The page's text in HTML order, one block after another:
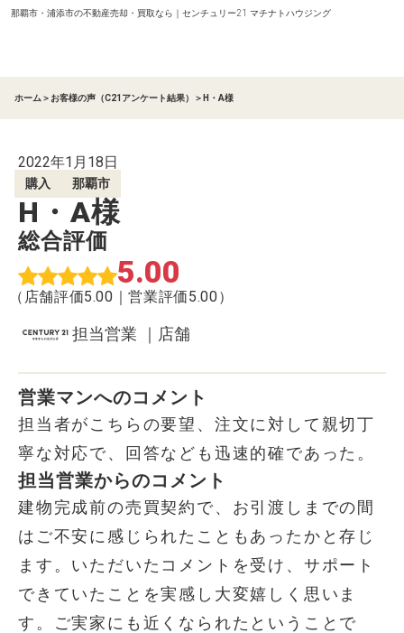
那覇市・浦添市の不動産売却・買取なら｜センチュリー21 マチナトハウジング
ホーム ＞ お客様の声（C21アンケート結果） ＞ H・A様
H・A様
購入 那覇市
2022年1月18日
総合評価
5.00
（店舗評価5.00｜営業評価5.00）
担当営業 ｜店舗
営業マンへのコメント
担当者がこちらの要望、注文に対して親切丁
寧な対応で、回答なども迅速的確であった。
担当営業からのコメント
建物完成前の売買契約で、お引渡しまでの間
はご不安に感じられたこともあったかと存じ
ます。いただいたコメントを受け、サポート
できていたことを実感し大変嬉しく思いま
す。ご実家にも近くなられたということで